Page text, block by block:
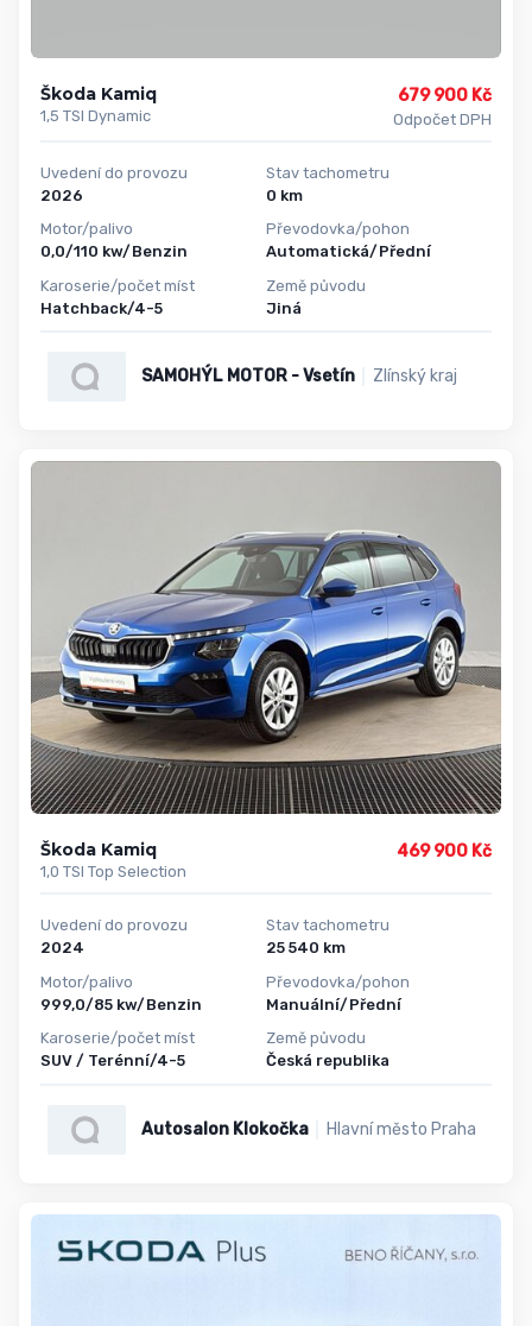
Škoda Kamiq
1,5 TSI Dynamic
679 900 Kč
Odpočet DPH
Uvedení do provozu
2026
Motor/palivo
0,0/110 kw/Benzin
Karoserie/počet míst
Hatchback/4-5
Stav tachometru
0 km
Převodovka/pohon
Automatická/Přední
Země původu
Jiná
SAMOHÝL MOTOR - Vsetín Zlínský kraj
Škoda Kamiq
1,0 TSI Top Selection
469 900 Kč
Uvedení do provozu
2024
Motor/palivo
999,0/85 kw/Benzin
Karoserie/počet míst
SUV / Terénní/4-5
Stav tachometru
25 540 km
Převodovka/pohon
Manuální/Přední
Země původu
Česká republika
Autosalon Klokočka Hlavní město Praha